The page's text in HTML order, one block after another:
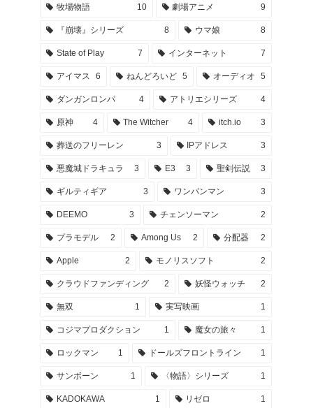
牧場物語 10 劇場アニメ 9
『崩壊』シリーズ 8 ウマ娘 8
State of Play 7 インターネット 7
アイマス 6 ねんどろいど 5 オーディオ 5
ダンガンロンパ 4 アトリエシリーズ 4
原神 4 The Witcher 4 itch.io 3
葬送のフリーレン 3 IPアドレス 3
悪魔城ドラキュラ 3 E3 3 聖剣伝説 3
ギルティギア 3 ワンパンマン 3
DEEMO 3 チェンソーマン 2
プラモデル 2 Among Us 2 分配器 2
Apple 2 モノリスソフト 2
クラウドファンディング 2 妖怪ウォッチ 2
無双 1 実写映画 1
コジマプロダクション 1 魔女の旅々 1
ロックマン 1 ドールズフロントライン 1
サンボーン 1 〈物語〉シリーズ 1
KADOKAWA 1 リゼロ 1